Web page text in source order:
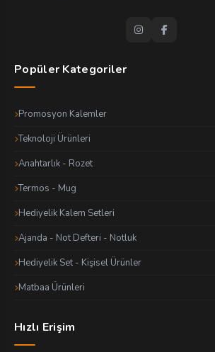
Popüler Kategoriler
Promosyon Kalemler
Teknoloji Ürünleri
Anahtarlık - Rozet
Termos - Mug
Hediyelik Kalem Setleri
Ajanda - Not Defteri - Notluk
Hediyelik Set - Kişisel Ürünler
Matbaa Ürünleri
Hızlı Erişim